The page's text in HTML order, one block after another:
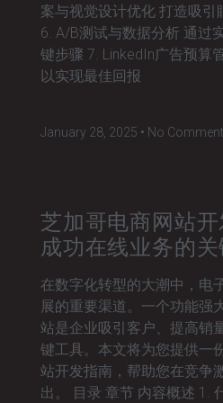
案与视觉设计优化 打造吸引
6. A/B测试与数据分析 通过
键步骤 7. LinkedIn广告预算
以实现最佳回报
January 28, 2025 No
芝加哥电商网站
成功在线业务的
在数字化转型的大潮中，电
展的重要渠道。一个功能强
站是企业吸引客户、提高销
键工具。本文将为您提供一
站开发指南，帮助您在竞争
出。 目录 章节 内容概述 1.